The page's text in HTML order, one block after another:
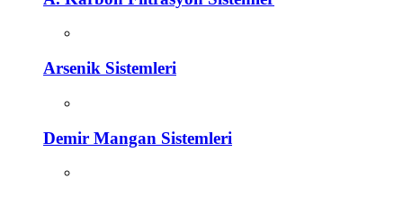
Arsenik Sistemleri
Demir Mangan Sistemleri